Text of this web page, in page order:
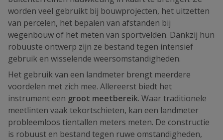
worden veel gebruikt bij bouwprojecten, het uitzetten
van percelen, het bepalen van afstanden bij
wegenbouw of het meten van sportvelden. Dankzij hun
robuuste ontwerp zijn ze bestand tegen intensief
gebruik en wisselende weersomstandigheden.
Het gebruik van een landmeter brengt meerdere
voordelen met zich mee. Allereerst biedt het
instrument een groot meetbereik. Waar traditionele
meetlinten vaak tekortschieten, kan een landmeter
probleemloos tientallen meters meten. De constructie
is robuust en bestand tegen ruwe omstandigheden,